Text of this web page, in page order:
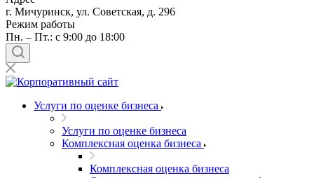
г. Мичуринск, ул. Советская, д. 296
Режим работы
Пн. – Пт.: с 9:00 до 18:00
Услуги по оценке бизнеса
Услуги по оценке бизнеса
Комплексная оценка бизнеса
Комплексная оценка бизнеса